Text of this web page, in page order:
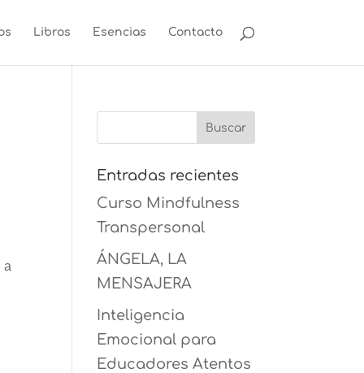
Libros Esencias Contacto
a
Entradas recientes
Curso Mindfulness
Transpersonal
ÁNGELA, LA
MENSAJERA
Inteligencia
Emocional para
Educadores Atentos